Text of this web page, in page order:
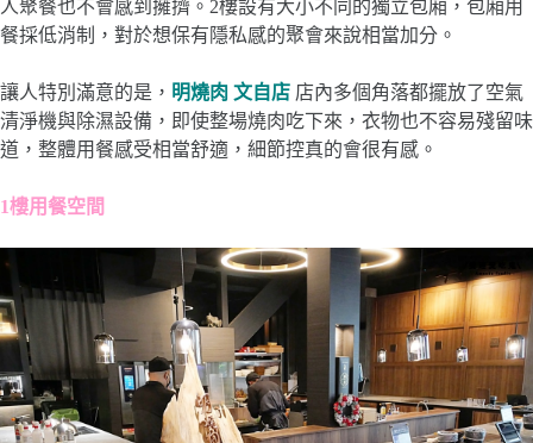
人聚餐也不會感到擁擠。2樓設有大小不同的獨立包廂，包廂用
餐採低消制，對於想保有隱私感的聚會來說相當加分。
讓人特別滿意的是， 明燒肉 文自店 店內多個角落都擺放了空氣
清淨機與除濕設備，即使整場燒肉吃下來，衣物也不容易殘留味
道，整體用餐感受相當舒適，細節控真的會很有感。
1樓用餐空間